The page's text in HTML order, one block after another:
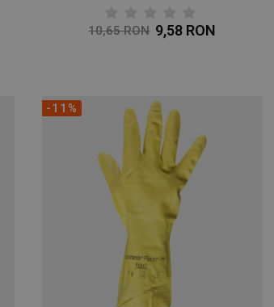
10,65 RON 9,58 RON
-11%